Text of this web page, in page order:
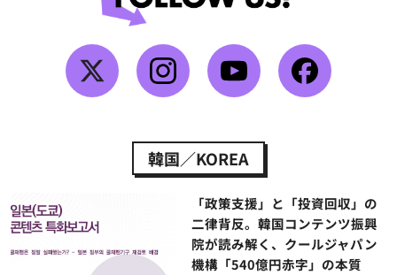
韓国／KOREA
「政策支援」と「投資回収」の
二律背反。韓国コンテンツ振興
院が読み解く、クールジャパン
機構「540億円赤字」の本質